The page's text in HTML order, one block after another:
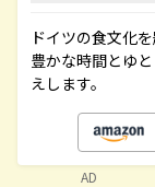
ドイツの食文化
豊かな時間とゆ
えします。
AD